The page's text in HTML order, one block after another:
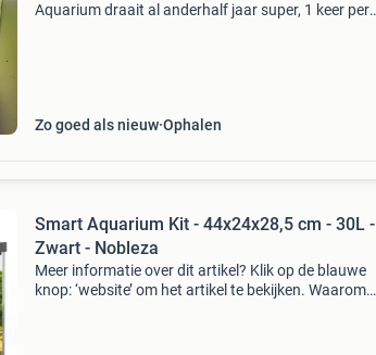
Aquarium draait al anderhalf jaar super, 1 keer per
Zo goed als nieuw Ophalen
Smart Aquarium Kit - 44x24x28,5 cm - 30L -
Zwart - Nobleza
Meer informatie over dit artikel? Klik op de blauwe
knop: ‘website’ om het artikel te bekijken. Waarom